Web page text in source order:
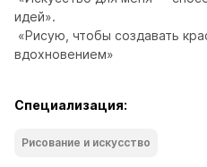
идей».
вдохновением»
Специализация:
Рисование и искусство